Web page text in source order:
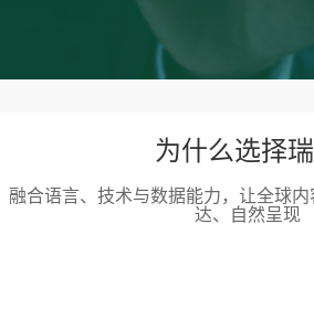
为什么选择
融合语言、技术与数据能力，让全球
达、自然呈现